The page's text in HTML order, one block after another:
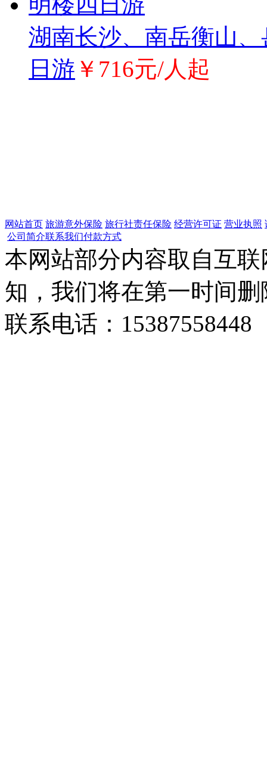
湖南长沙、南岳衡山
日游 ￥716元/人起
网站首页 旅游意外保险 旅行社责任保险 经营许可证 营业执照
公司简介联系我们付款方式
本网站部分内容取自互
知，我们将在第一时间
联系电话：15387558448